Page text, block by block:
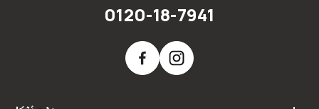
0120-18-7941